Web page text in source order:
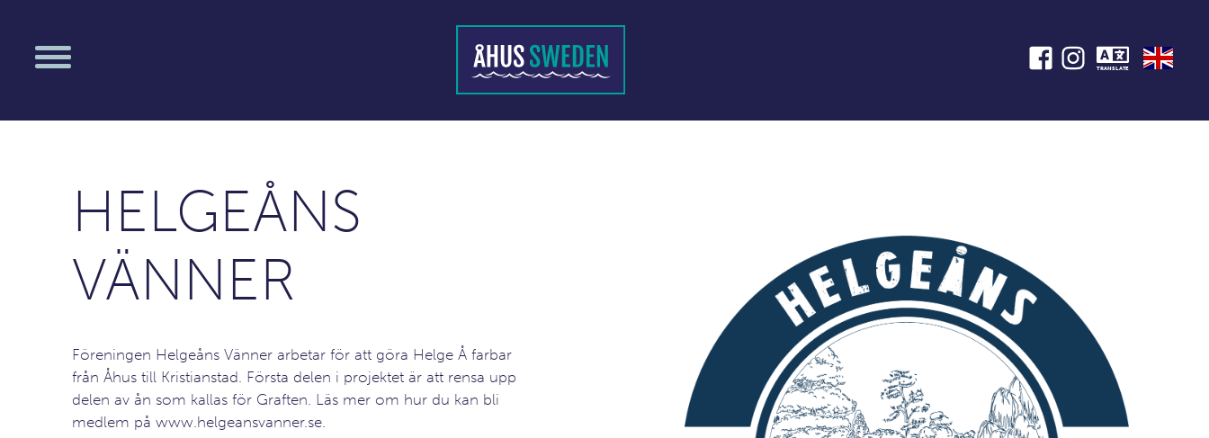
TRANSLATE
HELGEÅNS
VÄNNER
Föreningen Helgeåns Vänner arbetar för att göra Helge Å farbar
från Åhus till Kristianstad. Första delen i projektet är att rensa upp
delen av ån som kallas för Graften. Läs mer om hur du kan bli
medlem på www.helgeansvanner.se.